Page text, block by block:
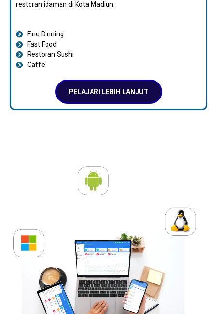
restoran idaman di Kota Madiun.
Fine Dinning
Fast Food
Restoran Sushi
Caffe
PELAJARI LEBIH LANJUT